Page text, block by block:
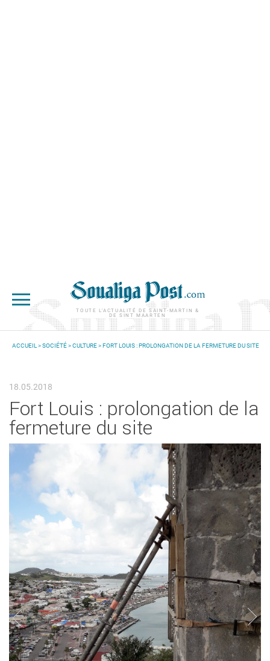
TOUTE L'ACTUALITÉ DE SAINT-MARTIN &
DE SINT MAARTEN
ACCUEIL >SOCIÉTÉ>CULTURE> FORT LOUIS : PROLONGATION DE LA FERMETURE DU SITE
18.05.2018
Fort Louis : prolongation de la
fermeture du site